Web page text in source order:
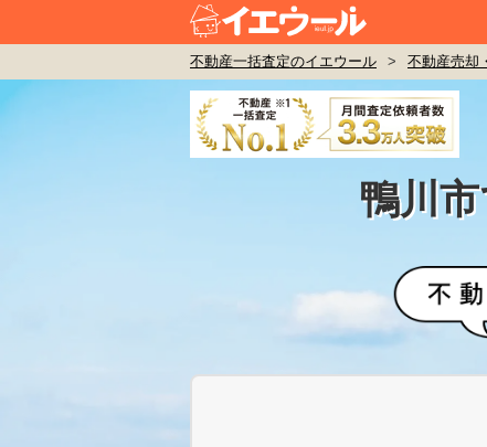
不動産一括査定のイエウール > 不動産売却
鴨川